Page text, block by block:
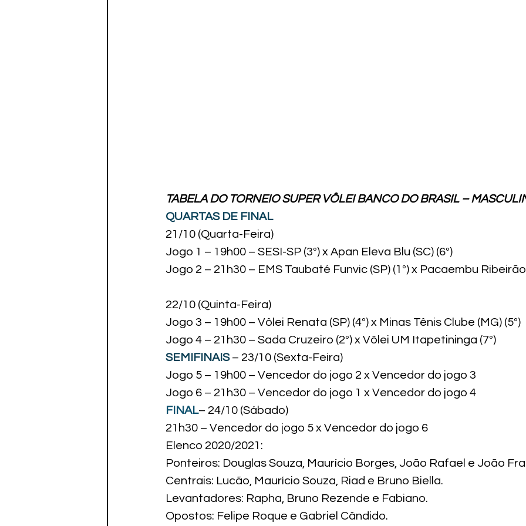
TABELA DO TORNEIO SUPER VÔLEI BANCO DO BRASIL –
QUARTAS DE FINAL
21/10 (Quarta-Feira)
Jogo 1 – 19h00 – SESI-SP (3º) x Apan Eleva Blu (SC) (6º)
Jogo 2 – 21h30 – EMS Taubaté Funvic (SP) (1º) x Pacaembu Ribeirão
22/10 (Quinta-Feira)
Jogo 3 – 19h00 – Vôlei Renata (SP) (4º) x Minas Tênis Clube (MG) (5º)
Jogo 4 – 21h30 – Sada Cruzeiro (2º) x Vôlei UM Itapetininga (7º)
SEMIFINAIS – 23/10 (Sexta-Feira)
Jogo 5 – 19h00 – Vencedor do jogo 2 x Vencedor do jogo 3
Jogo 6 – 21h30 – Vencedor do jogo 1 x Vencedor do jogo 4
FINAL– 24/10 (Sábado)
21h30 – Vencedor do jogo 5 x Vencedor do jogo 6
Elenco 2020/2021:
Ponteiros: Douglas Souza, Maurício Borges, João Rafael e João
Centrais: Lucão, Maurício Souza, Riad e Bruno Biella.
Levantadores: Rapha, Bruno Rezende e Fabiano.
Opostos: Felipe Roque e Gabriel Cândido.